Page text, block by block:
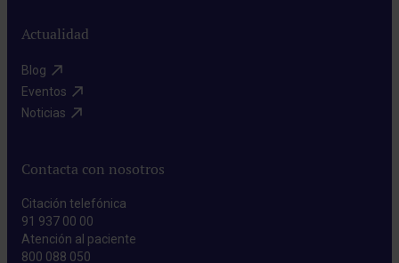
Actualidad
Blog​
Eventos​
Noticias​
Contacta con nosotros
Citación telefónica
91 937 00 00
Atención al paciente
800 088 050